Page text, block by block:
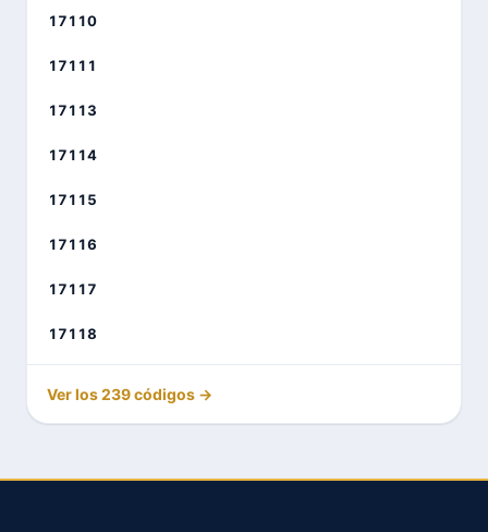
17110
17111
17113
17114
17115
17116
17117
17118
Ver los 239 códigos →